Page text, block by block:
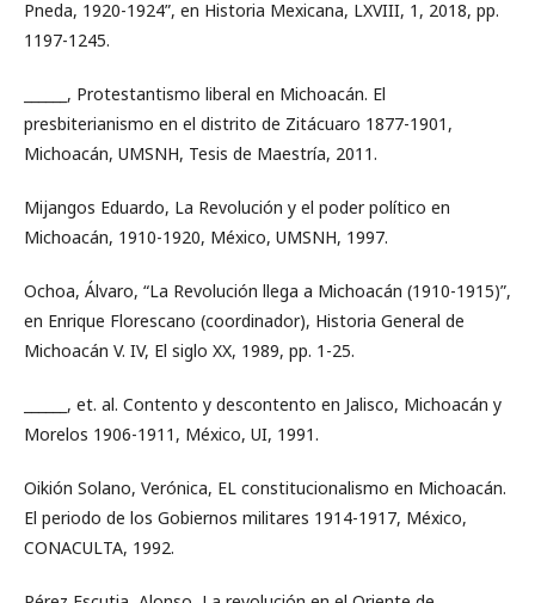
Pneda, 1920-1924”, en Historia Mexicana, LXVIII, 1, 2018, pp.
1197-1245.
______, Protestantismo liberal en Michoacán. El
presbiterianismo en el distrito de Zitácuaro 1877-1901,
Michoacán, UMSNH, Tesis de Maestría, 2011.
Mijangos Eduardo, La Revolución y el poder político en
Michoacán, 1910-1920, México, UMSNH, 1997.
Ochoa, Álvaro, “La Revolución llega a Michoacán (1910-1915)”,
en Enrique Florescano (coordinador), Historia General de
Michoacán V. IV, El siglo XX, 1989, pp. 1-25.
______, et. al. Contento y descontento en Jalisco, Michoacán y
Morelos 1906-1911, México, UI, 1991.
Oikión Solano, Verónica, EL constitucionalismo en Michoacán.
El periodo de los Gobiernos militares 1914-1917, México,
CONACULTA, 1992.